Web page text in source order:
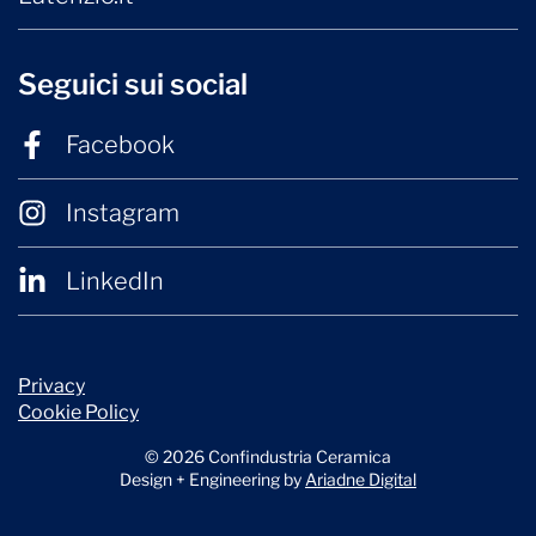
Seguici sui social
Facebook
Instagram
LinkedIn
Privacy
Cookie Policy
© 2026 Confindustria Ceramica
Design + Engineering by Ariadne Digital